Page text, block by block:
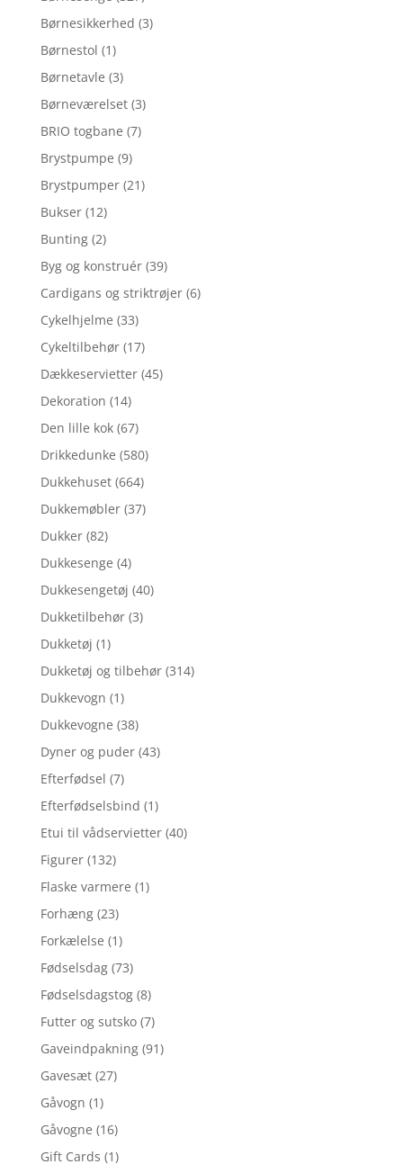
Børnesikkerhed (3)
Børnestol (1)
Børnetavle (3)
Børneværelset (3)
BRIO togbane (7)
Brystpumpe (9)
Brystpumper (21)
Bukser (12)
Bunting (2)
Byg og konstruér (39)
Cardigans og striktrøjer (6)
Cykelhjelme (33)
Cykeltilbehør (17)
Dækkeservietter (45)
Dekoration (14)
Den lille kok (67)
Drikkedunke (580)
Dukkehuset (664)
Dukkemøbler (37)
Dukker (82)
Dukkesenge (4)
Dukkesengetøj (40)
Dukketilbehør (3)
Dukketøj (1)
Dukketøj og tilbehør (314)
Dukkevogn (1)
Dukkevogne (38)
Dyner og puder (43)
Efterfødsel (7)
Efterfødselsbind (1)
Etui til vådservietter (40)
Figurer (132)
Flaske varmere (1)
Forhæng (23)
Forkælelse (1)
Fødselsdag (73)
Fødselsdagstog (8)
Futter og sutsko (7)
Gaveindpakning (91)
Gavesæt (27)
Gåvogn (1)
Gåvogne (16)
Gift Cards (1)